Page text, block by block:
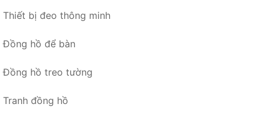
Thiết bị đeo thông minh
Đồng hồ để bàn
Đồng hồ treo tường
Tranh đồng hồ